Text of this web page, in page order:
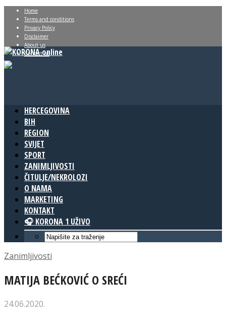
Home
Terms and conditions
Privacy Policy
Disclaimer
About us
Contact us
HERCEGOVINA
BIH
REGION
SVIJET
SPORT
ZANIMLJIVOSTI
ČITULJE/NEKROLOZI
O NAMA
MARKETING
KONTAKT
🎧 KORONA 1 UŽIVO
Zanimljivosti
MATIJA BEĆKOVIĆ O SREĆI
24.06.2020.